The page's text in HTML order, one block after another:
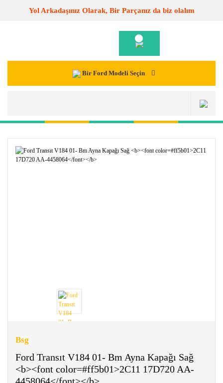
Yol Arkadaşınız Olarak, Bir Parçanız da biz olalım
Bir Ford Modeli Seçin
Bsg
Ford Transıt V184 01- Bm Ayna Kapağı Sağ
<b><font color=#ff5b01>2C11 17D720 AA-